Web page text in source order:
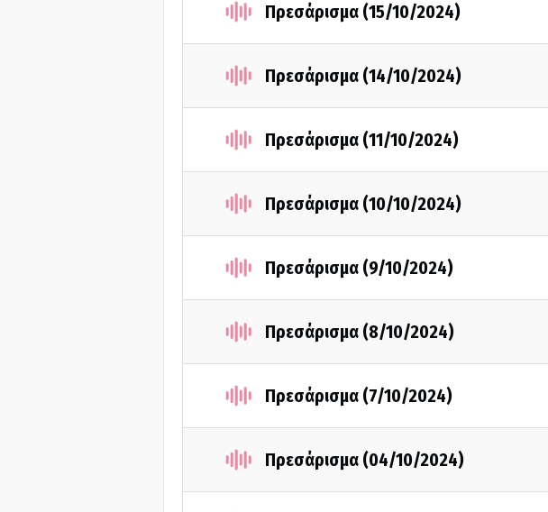
Πρεσάρισμα (15/10/2024)
Πρεσάρισμα (14/10/2024)
Πρεσάρισμα (11/10/2024)
Πρεσάρισμα (10/10/2024)
Πρεσάρισμα (9/10/2024)
Πρεσάρισμα (8/10/2024)
Πρεσάρισμα (7/10/2024)
Πρεσάρισμα (04/10/2024)